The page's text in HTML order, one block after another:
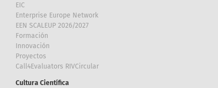
EIC
Enterprise Europe Network
EEN SCALEUP 2026/2027
Formación
Innovación
Proyectos
Call4Evaluators RIVCircular
Cultura Científica